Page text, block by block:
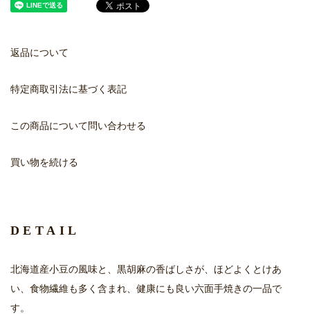
返品について
特定商取引法に基づく表記
この商品について問い合わせる
買い物を続ける
DETAIL
北海道産小豆の風味と、黒胡麻の香ばしさが、ほどよくとけあ
い、食物繊維も多く含まれ、健康にも良い六面手焼きの一品で
す。